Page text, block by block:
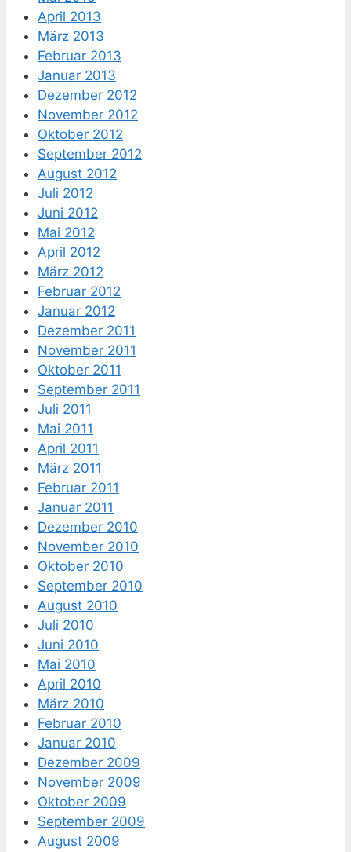
April 2013
März 2013
Februar 2013
Januar 2013
Dezember 2012
November 2012
Oktober 2012
September 2012
August 2012
Juli 2012
Juni 2012
Mai 2012
April 2012
März 2012
Februar 2012
Januar 2012
Dezember 2011
November 2011
Oktober 2011
September 2011
Juli 2011
Mai 2011
April 2011
März 2011
Februar 2011
Januar 2011
Dezember 2010
November 2010
Oktober 2010
September 2010
August 2010
Juli 2010
Juni 2010
Mai 2010
April 2010
März 2010
Februar 2010
Januar 2010
Dezember 2009
November 2009
Oktober 2009
September 2009
August 2009